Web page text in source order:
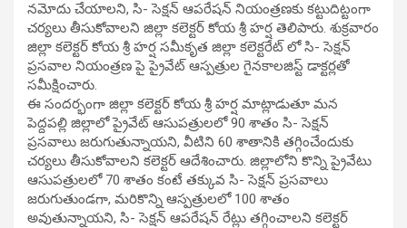
నమోదు చేయాలని, సి- సెక్షన్ ఆపరేషన్ నియంత్రణకు కట్టుదిట్టంగా
చర్యలు తీసుకోవాలని జిల్లా కలెక్టర్ కోయ శ్రీ హర్ష తెలిపారు. శుక్రవారం
జిల్లా కలెక్టర్ కోయ శ్రీ హర్ష సమీకృత జిల్లా కలెక్టరేట్ లో సి- సెక్షన్
ప్రసవాల నియంత్రణ పై ప్రైవేట్ ఆస్పత్రుల గైనకాలజిస్ట్ డాక్టర్లతో
సమీక్షించారు.
ఈ సందర్భంగా జిల్లా కలెక్టర్ కోయ శ్రీ హర్ష మాట్లాడుతూ మన
పెద్దపల్లి జిల్లాలో ప్రైవేట్ ఆసుపత్రులలో 90 శాతం సి- సెక్షన్
ప్రసవాలు జరుగుతున్నాయని, వీటిని 60 శాతానికి తగ్గించేందుకు
చర్యలు తీసుకోవాలని కలెక్టర్ ఆదేశించారు. జిల్లాలోని కొన్ని ప్రైవేటు
ఆసుపత్రులలో 70 శాతం కంటే తక్కువ సి- సెక్షన్ ప్రసవాలు
జరుగుతుండగా, మరికొన్ని ఆస్పత్రులలో 100 శాతం
అవుతున్నాయని, సి- సెక్షన్ ఆపరేషన్ రేట్లు తగ్గించాలని కలెక్టర్